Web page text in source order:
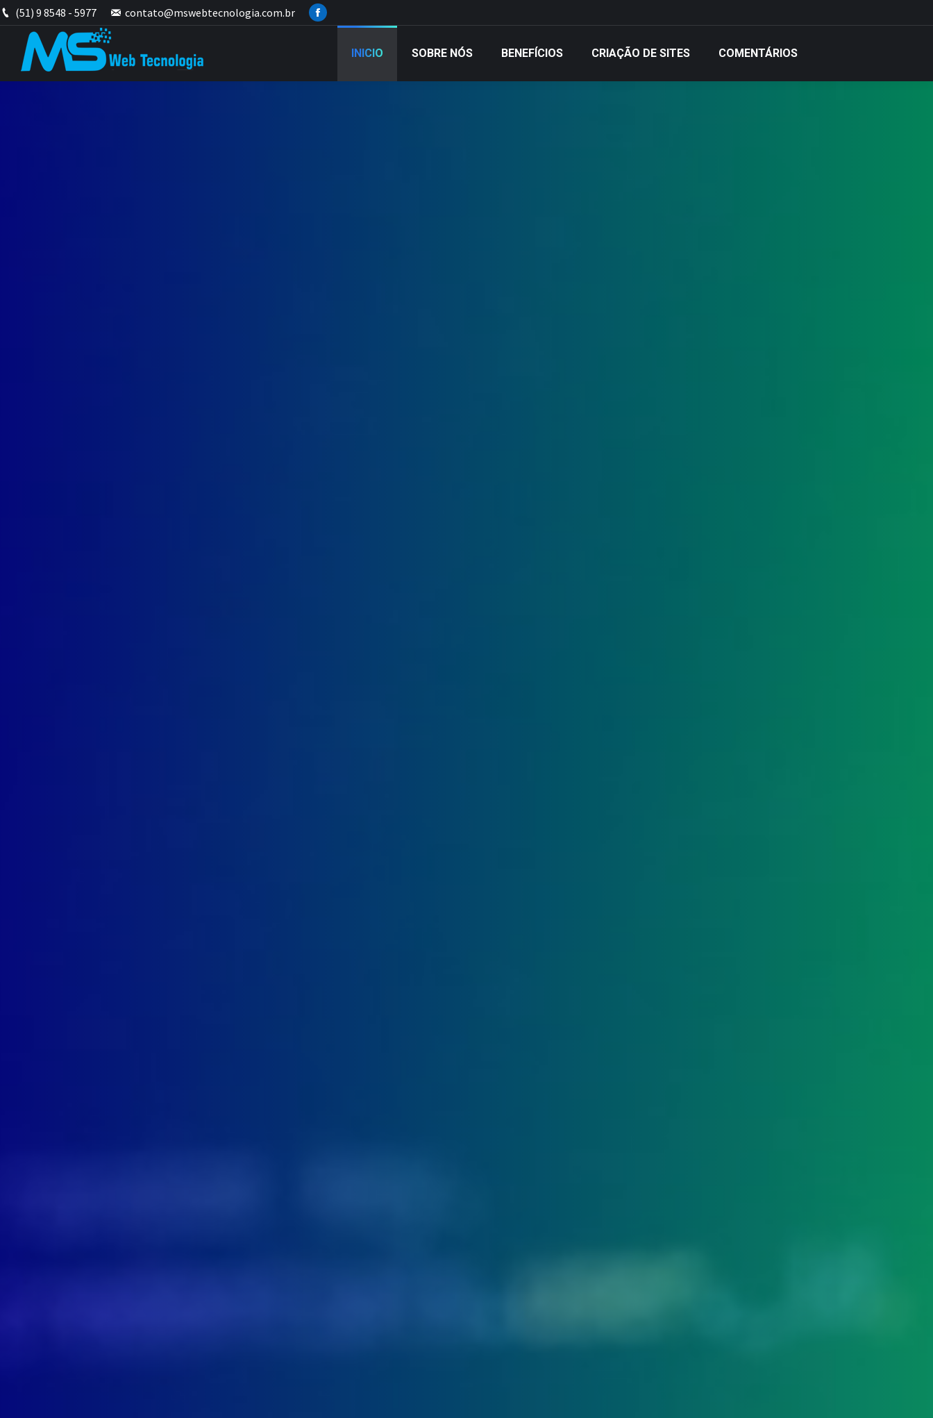
(51) 9 8548 - 5977 contato@mswebtecnologia.com.br
Facebook
INICIO SOBRE NÓS BENEFÍCIOS CRIAÇÃO DE SITES COMENTÁRIOS